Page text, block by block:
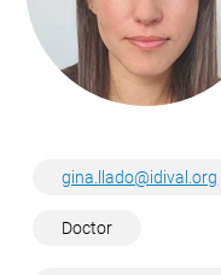
gina.llado@idival.org
Doctor